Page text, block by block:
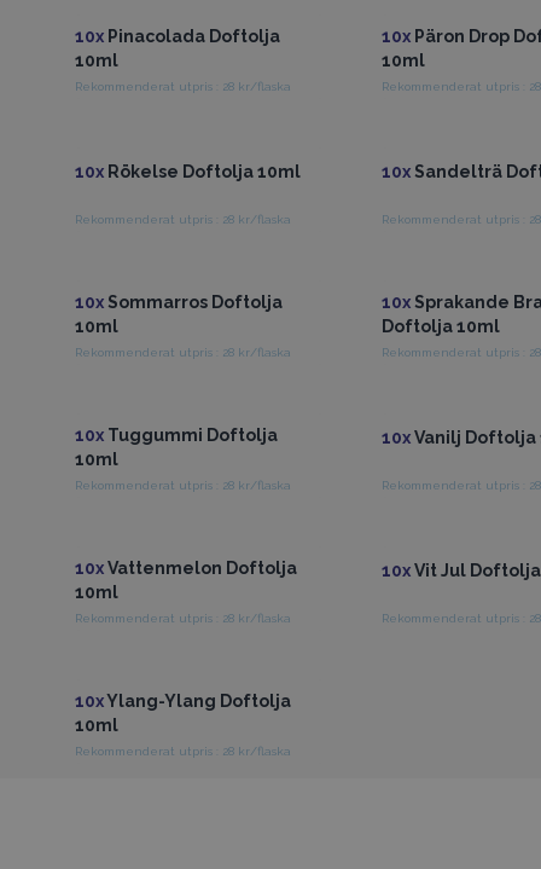
10x Pinacolada Doftolja
10ml
Rekommenderat utpris : 28 kr/flaska
10xPäron Drop
10ml
Rekommenderat utpris :
10x Rökelse Doftolja 10ml
Rekommenderat utpris : 28 kr/flaska
10xSandelträ
Rekommenderat utpris :
10xSommarros Doftolja
10ml
Rekommenderat utpris : 28 kr/flaska
10xSprakande
Doftolja 10ml
Rekommenderat utpris :
10x Tuggummi Doftolja
10ml
Rekommenderat utpris : 28 kr/flaska
10xVanilj Doftolja
Rekommenderat utpris :
10xVattenmelon Doftolja
10ml
Rekommenderat utpris : 28 kr/flaska
10xVit Jul
Rekommenderat utpris :
10xYlang-Ylang Doftolja
10ml
Rekommenderat utpris : 28 kr/flaska